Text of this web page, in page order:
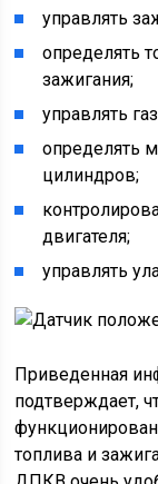
управлять
определять
зажигания;
управлять
определять
цилиндров;
двигателя;
управлять
Приведенная
подтверждает,
топлива и